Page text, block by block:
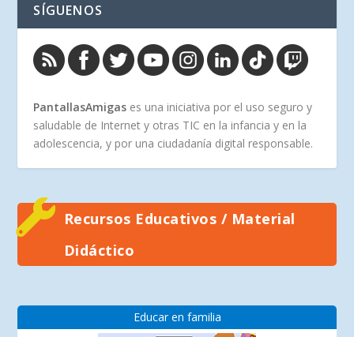
SÍGUENOS
PantallasAmigas es una iniciativa por el uso seguro y
saludable de Internet y otras TIC en la infancia y en la
adolescencia, y por una ciudadanía digital responsable.
Recursos Educativos / Material
Didáctico
Educar en familia